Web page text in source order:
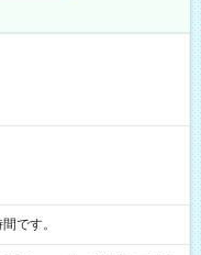
時間です。